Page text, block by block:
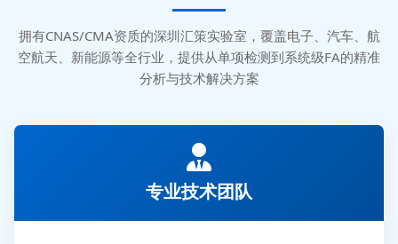
拥有CNAS/CMA资质的深圳汇策实验室，覆盖电子、汽车、航
空航天、新能源等全行业，提供从单项检测到系统级FA的精准
分析与技术解决方案
专业技术团队